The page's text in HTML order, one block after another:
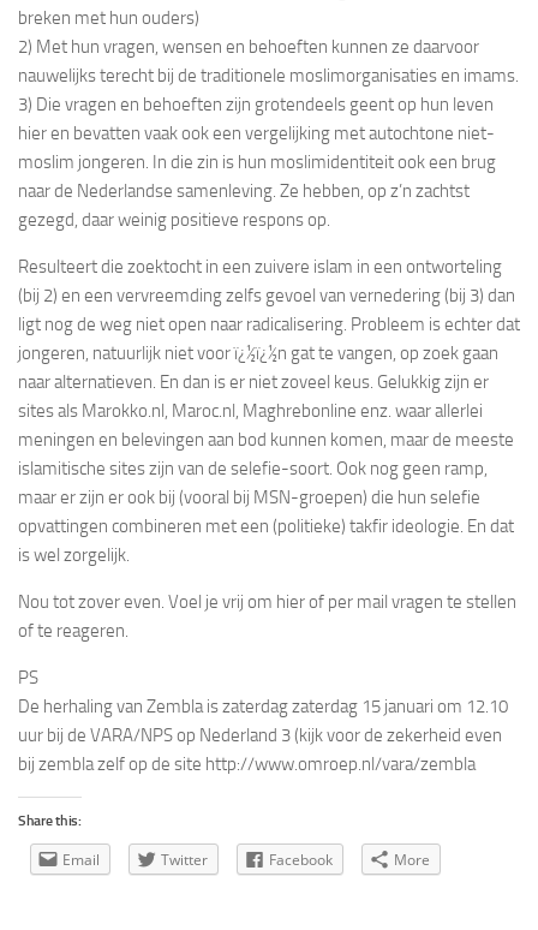
breken met hun ouders)
2) Met hun vragen, wensen en behoeften kunnen ze daarvoor
nauwelijks terecht bij de traditionele moslimorganisaties en imams.
3) Die vragen en behoeften zijn grotendeels geent op hun leven
hier en bevatten vaak ook een vergelijking met autochtone niet-
moslim jongeren. In die zin is hun moslimidentiteit ook een brug
naar de Nederlandse samenleving. Ze hebben, op z’n zachtst
gezegd, daar weinig positieve respons op.
Resulteert die zoektocht in een zuivere islam in een ontworteling
(bij 2) en een vervreemding zelfs gevoel van vernedering (bij 3) dan
ligt nog de weg niet open naar radicalisering. Probleem is echter dat
jongeren, natuurlijk niet voor ï¿½ï¿½n gat te vangen, op zoek gaan
naar alternatieven. En dan is er niet zoveel keus. Gelukkig zijn er
sites als Marokko.nl, Maroc.nl, Maghrebonline enz. waar allerlei
meningen en belevingen aan bod kunnen komen, maar de meeste
islamitische sites zijn van de selefie-soort. Ook nog geen ramp,
maar er zijn er ook bij (vooral bij MSN-groepen) die hun selefie
opvattingen combineren met een (politieke) takfir ideologie. En dat
is wel zorgelijk.
Nou tot zover even. Voel je vrij om hier of per mail vragen te stellen
of te reageren.
PS
De herhaling van Zembla is zaterdag zaterdag 15 januari om 12.10
uur bij de VARA/NPS op Nederland 3 (kijk voor de zekerheid even
bij zembla zelf op de site http://www.omroep.nl/vara/zembla
Share this:
Email Twitter Facebook More